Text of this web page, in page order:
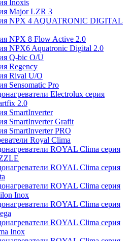
Inoxis
Major LZR 3
NPX 4 AQUATRONIC DIGITAL
NPX 8 Flow Active 2.0
NPX6 Aquatronic Digital 2.0
Q-bic O/U
Regency
Rival U/О
Sensomatic Pro
Electrolux серия
2.0
SmartInverter
SmartInverter Grafit
SmartInverter PRO
Royal Clima
ROYAL Clima серия
ROYAL Clima серия
ROYAL Clima серия
Inox
ROYAL Clima серия
ROYAL Clima серия
Inox